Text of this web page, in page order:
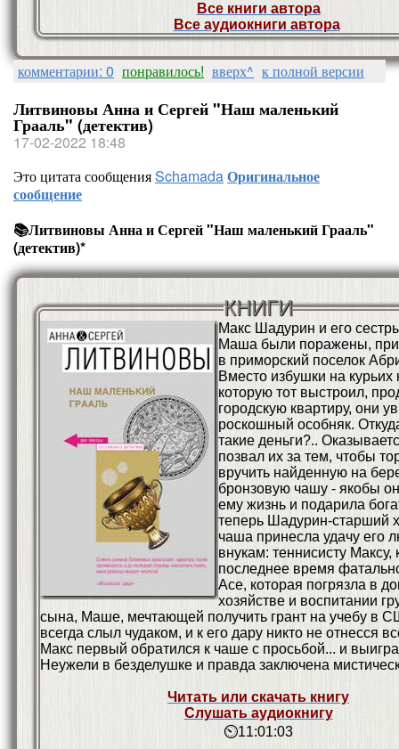
Все книги автора
Все аудиокниги автора
комментарии: 0 понравилось! вверх^ к полной версии
Литвиновы Анна и Сергей "Наш маленький
Грааль" (детектив)
17-02-2022 18:48
Это цитата сообщенияSchamadaОригинальное
сообщение
📚Литвиновы Анна и Сергей "Наш маленький Грааль"
(детектив)*
КНИГИ
Макс Шадурин и его
Маша были поражены,
в приморский поселок
Вместо избушки на курьих
которую тот выстроил,
городскую квартиру, они
роскошный особняк.
такие деньги?..
позвал их за тем, чтобы
вручить найденную на
бронзовую чашу - якобы
ему жизнь и подарила
теперь Шадурин-старший
чаша принесла удачу его
внукам: теннисисту Максу,
последнее время
Асе, которая погрязла в
хозяйстве и воспитании
сына, Маше, мечтающей получить грант на учебу в
всегда слыл чудаком, и к его дару никто не отнесся
Макс первый обратился к чаше с просьбой... и
Неужели в безделушке и правда заключена
Читать или скачать книгу
Слушать аудиокнигу
⏲11:01:03